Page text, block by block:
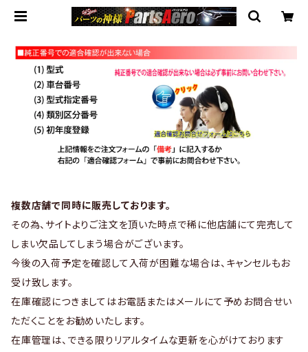
複数店舗で同時に販売しております。
その為、サイトよりご注文を頂いた時点で稀に他店舗にて完売して
しまい欠品してしまう場合がございます。
今後の入荷予定を確認して入荷が困難な場合は、キャンセルもお
受け致します。
在庫確認につきましてはお電話またはメールにて予めお問合せい
ただくことをお勧めいたします。
在庫管理は、できる限りリアルタイムな更新を心がけております